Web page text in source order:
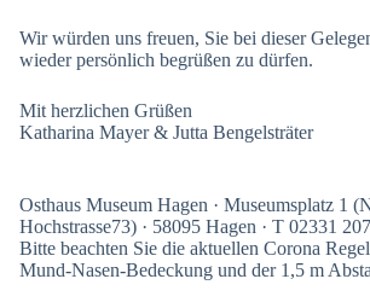
Wir würden uns freuen, Sie bei dieser
wieder persönlich begrüßen zu dürfen.
Mit herzlichen Grüßen
Katharina Mayer & Jutta Bengelsträter
Osthaus Museum Hagen · Museumsplatz 1
Hochstrasse73) · 58095 Hagen · T 02331
Bitte beachten Sie die aktuellen Corona
Mund-Nasen-Bedeckung und der 1,5 m